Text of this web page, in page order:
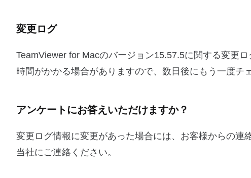
変更ログ
TeamViewer for Macのバージョン15.57.5に関する変更
時間がかかる場合がありますので、数日後にもう一度チ
アンケートにお答えいただけますか？
変更ログ情報に変更があった場合には、お客様からの連
当社にご連絡ください。